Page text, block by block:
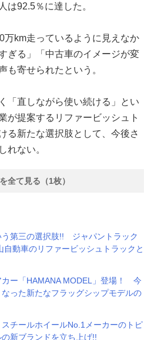
は92.5％に達した。
万km走っているように見えなか
ぎる」「中古車のイメージが変
も寄せられたという。
「直しながら使い続ける」とい
が提案するリファービッシュト
る新たな選択肢として、今後さ
れない。
全て見る（1枚）
う第三の選択肢!! ジャパントラック
動車のリファービッシュトラックと
ー「HAMANA MODEL」登場！ 今
った新たなフラッグシップモデルの
チールホイールNo.1メーカーのトピ
新ブランドを立ち上げ!!